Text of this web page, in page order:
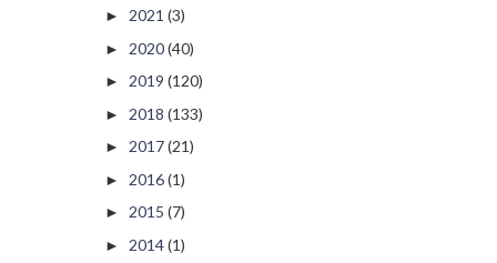
► 2021 (3)
► 2020(40)
► 2019 (120)
► 2018 (133)
► 2017(21)
► 2016(1)
► 2015 (7)
► 2014(1)